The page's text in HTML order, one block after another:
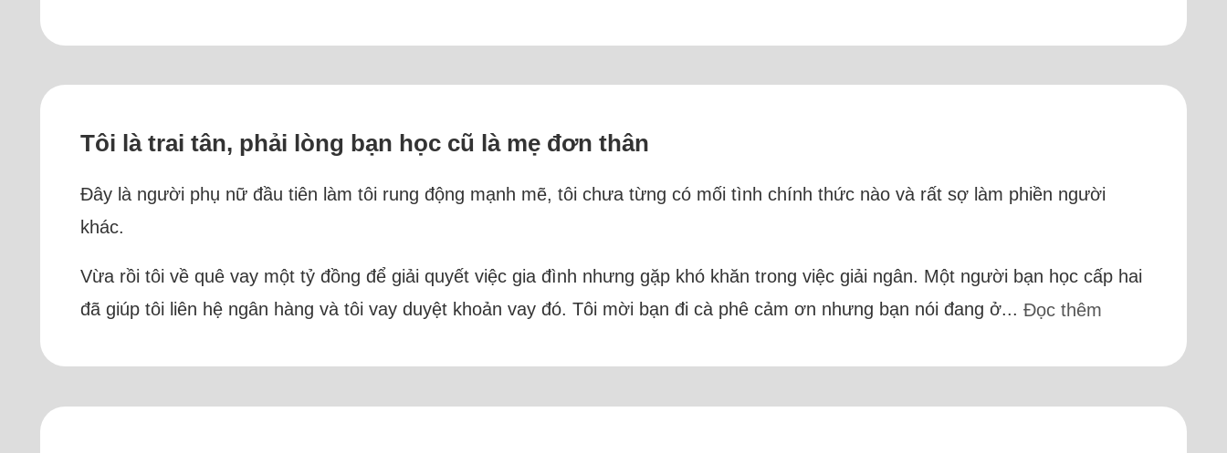
Tôi là trai tân, phải lòng bạn học cũ là mẹ đơn thân
Đây là người phụ nữ đầu tiên làm tôi rung động mạnh mẽ, tôi chưa từng có mối tình chính thức nào và rất sợ làm phiền người
khác.
Vừa rồi tôi về quê vay một tỷ đồng để giải quyết việc gia đình nhưng gặp khó khăn trong việc giải ngân. Một người bạn học cấp hai
đã giúp tôi liên hệ ngân hàng và tôi vay duyệt khoản vay đó. Tôi mời bạn đi cà phê cảm ơn nhưng bạn nói đang ở... Đọc thêm